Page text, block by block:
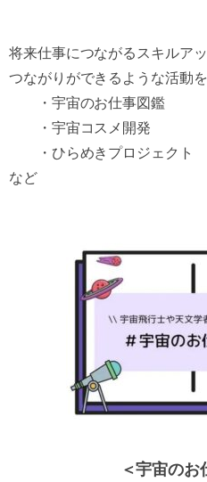
将来仕事につながるスキルア
つながりができるような活動
・宇宙のお仕事図鑑
・宇宙コスメ開発
・ひらめきプロジ
など
＜宇宙のお